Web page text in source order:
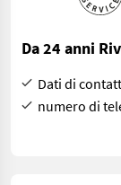
Da 24 anni
Dati di
numero di